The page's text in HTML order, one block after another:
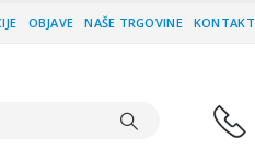
OBJAVE NAŠE TRGOVINE KONTAKT